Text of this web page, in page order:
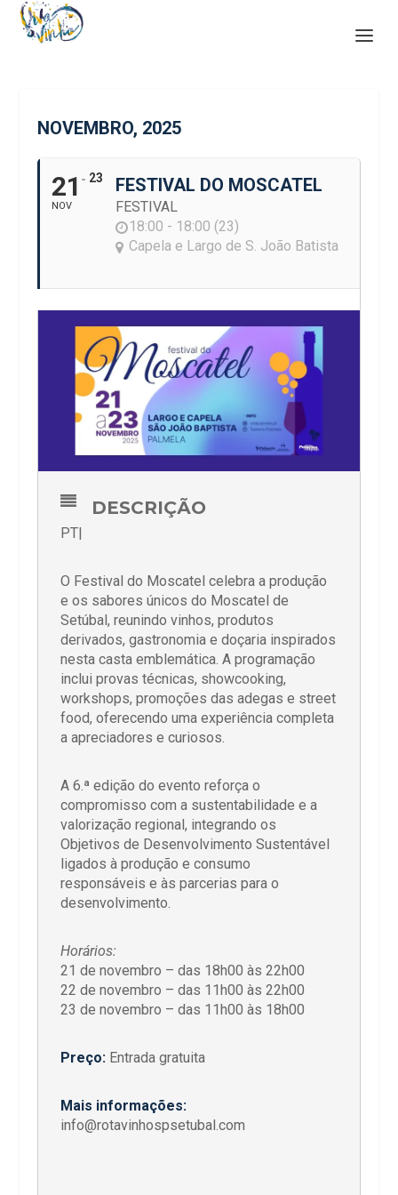
NOVEMBRO, 2025
21
NOV
23 FESTIVAL DO MOSCATEL
FESTIVAL
18:00 - 18:00 (23)
Capela e Largo de S. João Batista
DESCRIÇÃO
PT|
O Festival do Moscatel celebra a produção
e os sabores únicos do Moscatel de
Setúbal, reunindo vinhos, produtos
derivados, gastronomia e doçaria inspirados
nesta casta emblemática. A programação
inclui provas técnicas, showcooking,
workshops, promoções das adegas e street
food, oferecendo uma experiência completa
a apreciadores e curiosos.
A 6.ª edição do evento reforça o
compromisso com a sustentabilidade e a
valorização regional, integrando os
Objetivos de Desenvolvimento Sustentável
ligados à produção e consumo
responsáveis e às parcerias para o
desenvolvimento.
Horários:
21 de novembro – das 18h00 às 22h00
22 de novembro – das 11h00 às 22h00
23 de novembro – das 11h00 às 18h00
Preço: Entrada gratuita
Mais informações:
info@rotavinhospsetubal.com